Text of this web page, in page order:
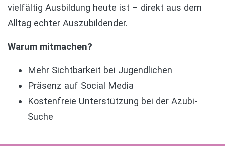
vielfältig Ausbildung heute ist – direkt aus dem
Alltag echter Auszubildender.
Warum mitmachen?
Mehr Sichtbarkeit bei Jugendlichen
Präsenz auf Social Media
Kostenfreie Unterstützung bei der Azubi-
Suche